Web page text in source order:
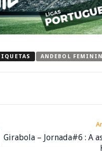
ANDEBOL
Girabola – Jornada#6 : A